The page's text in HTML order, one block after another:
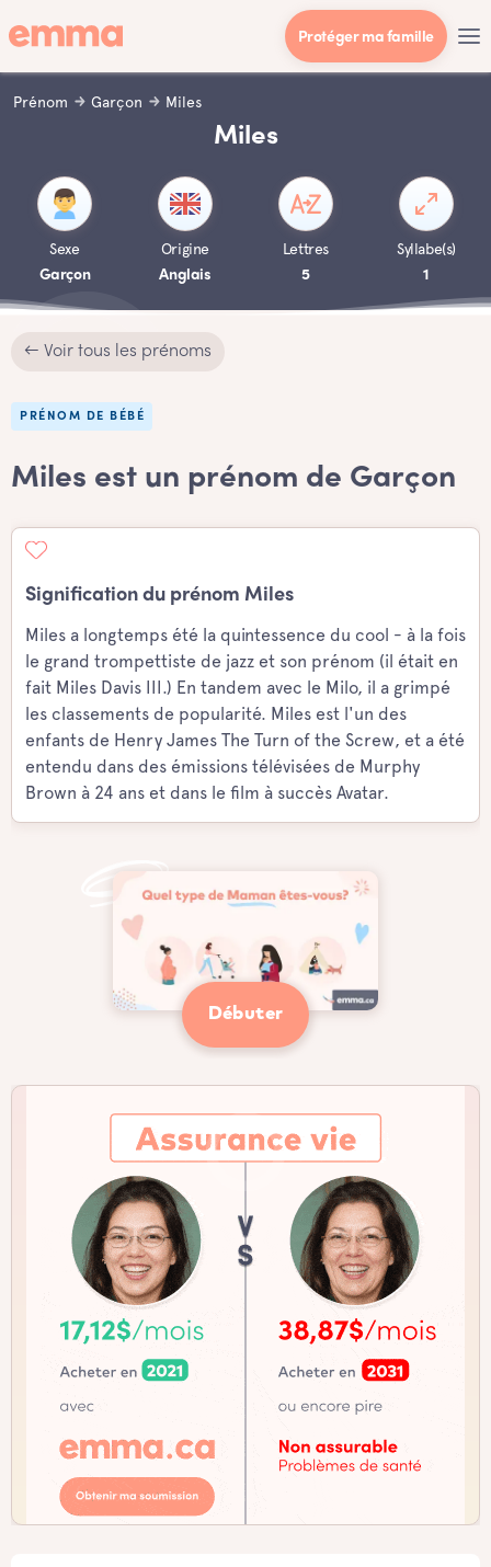
Protéger ma famille
Prénom Garçon Miles
Miles
Sexe
Garçon
Origine
Anglais
Lettres
5
Syllabe(s)
1
← Voir tous les prénoms
PRÉNOM DE BÉBÉ
Miles est un prénom de Garçon
Signification du prénom Miles
Miles a longtemps été la quintessence du cool - à la fois
le grand trompettiste de jazz et son prénom (il était en
fait Miles Davis III.) En tandem avec le Milo, il a grimpé
les classements de popularité. Miles est l'un des
enfants de Henry James The Turn of the Screw, et a été
entendu dans des émissions télévisées de Murphy
Brown à 24 ans et dans le film à succès Avatar.
Débuter